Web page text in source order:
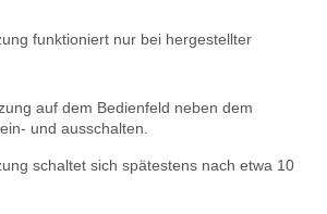
funktioniert nur bei hergestellter
auf dem Bedienfeld neben dem
und ausschalten.
schaltet sich spätestens nach etwa 10